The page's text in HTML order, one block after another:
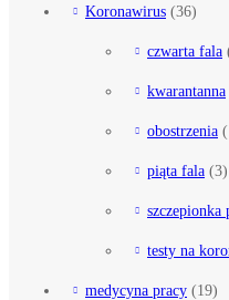
Koronawirus (36)
czwarta fala
kwarantanna
obostrzenia
piąta fala (3)
testy na
medycyna pracy (19)